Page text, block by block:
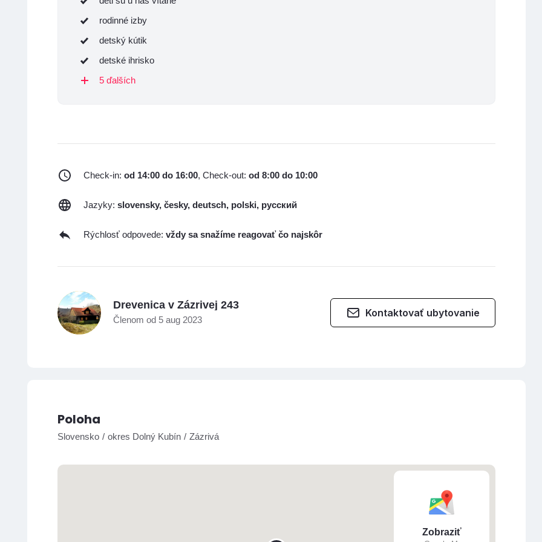
rodinné izby
detský kútik
detské ihrisko
5 ďalších
Check-in: od 14:00 do 16:00, Check-out: od 8:00 do 10:00
Jazyky: slovensky, česky, deutsch, polski, русский
Rýchlosť odpovede: vždy sa snažíme reagovať čo najskôr
D Drevenica v Zázrivej 243
Členom od 5 aug 2023
Kontaktovať ubytovanie
Poloha
Slovensko okres Dolný Kubín Zázrivá
Zobraziť